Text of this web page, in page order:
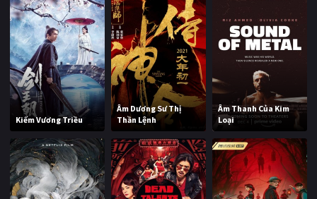
Kiếm Vương Triều
Âm Dương Sư Thị
Thần Lệnh
Âm Thanh Của Kim
Loại